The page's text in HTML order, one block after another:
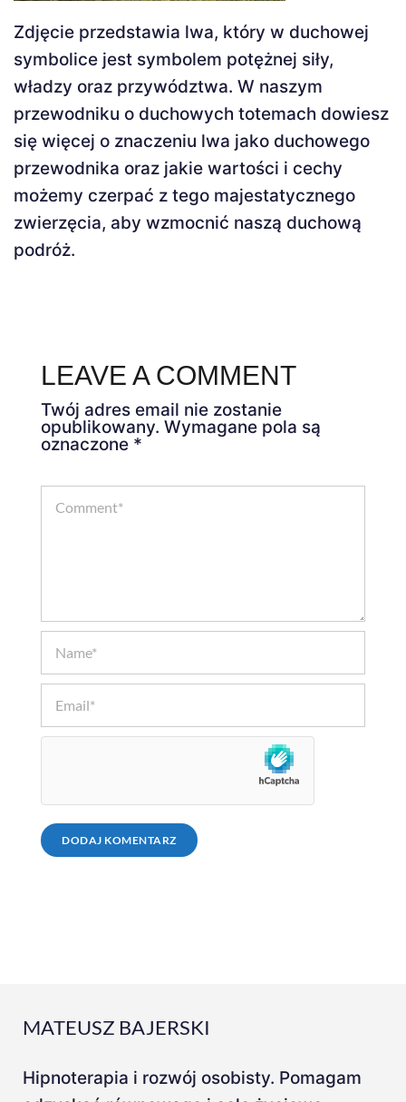
Zdjęcie przedstawia lwa, który w duchowej
symbolice jest symbolem potężnej siły,
władzy oraz przywództwa. W naszym
przewodniku o duchowych totemach dowiesz
się więcej o znaczeniu lwa jako duchowego
przewodnika oraz jakie wartości i cechy
możemy czerpać z tego majestatycznego
zwierzęcia, aby wzmocnić naszą duchową
podróż.
LEAVE A COMMENT
Twój adres email nie zostanie
opublikowany. Wymagane pola są
oznaczone *
MATEUSZ BAJERSKI
Hipnoterapia i rozwój osobisty. Pomagam